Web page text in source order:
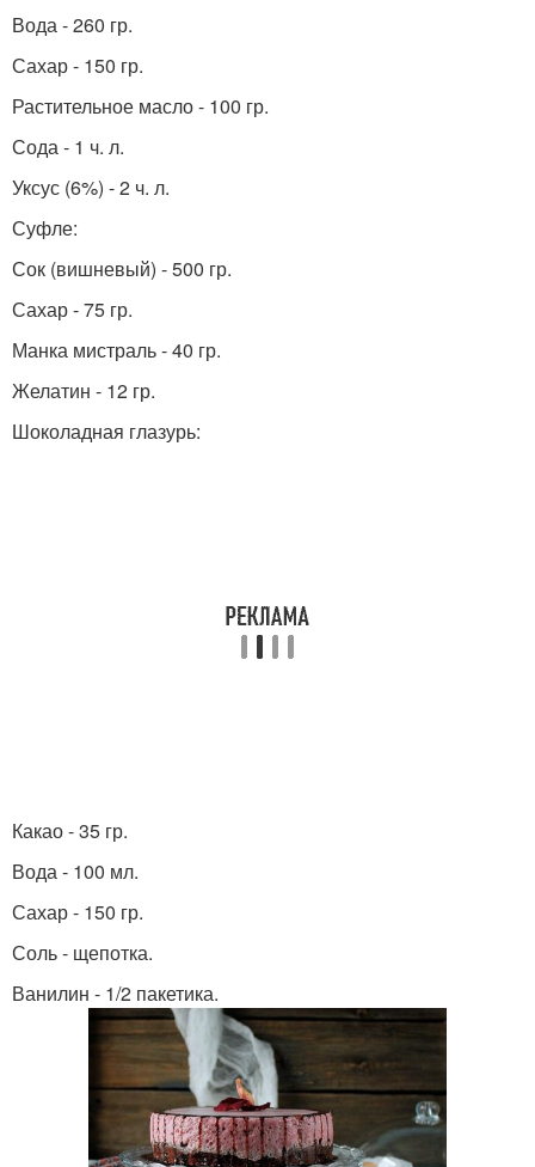
Суфле с фруктами
суфле
Вода - 260 гр.
Сахар - 150 гр.
Растительное масло - 100 гр.
Сода - 1 ч. л.
Уксус (6%) - 2 ч. л.
Суфле:
Сок (вишневый) - 500 гр.
Сахар - 75 гр.
Манка мистраль - 40 гр.
Желатин - 12 гр.
Шоколадная глазурь:
Какао - 35 гр.
Вода - 100 мл.
Сахар - 150 гр.
Соль - щепотка.
Ванилин - 1/2 пакетика.